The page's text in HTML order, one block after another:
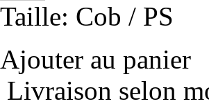
Taille: Cob / PS
Ajouter au panier
Livraison selon